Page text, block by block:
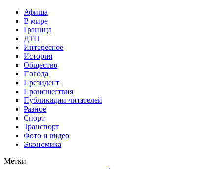
Афиша
В мире
Граница
ДТП
Интересное
История
Общество
Погода
Президент
Происшествия
Публикации читателей
Разное
Спорт
Транспорт
Фото и видео
Экономика
Метки